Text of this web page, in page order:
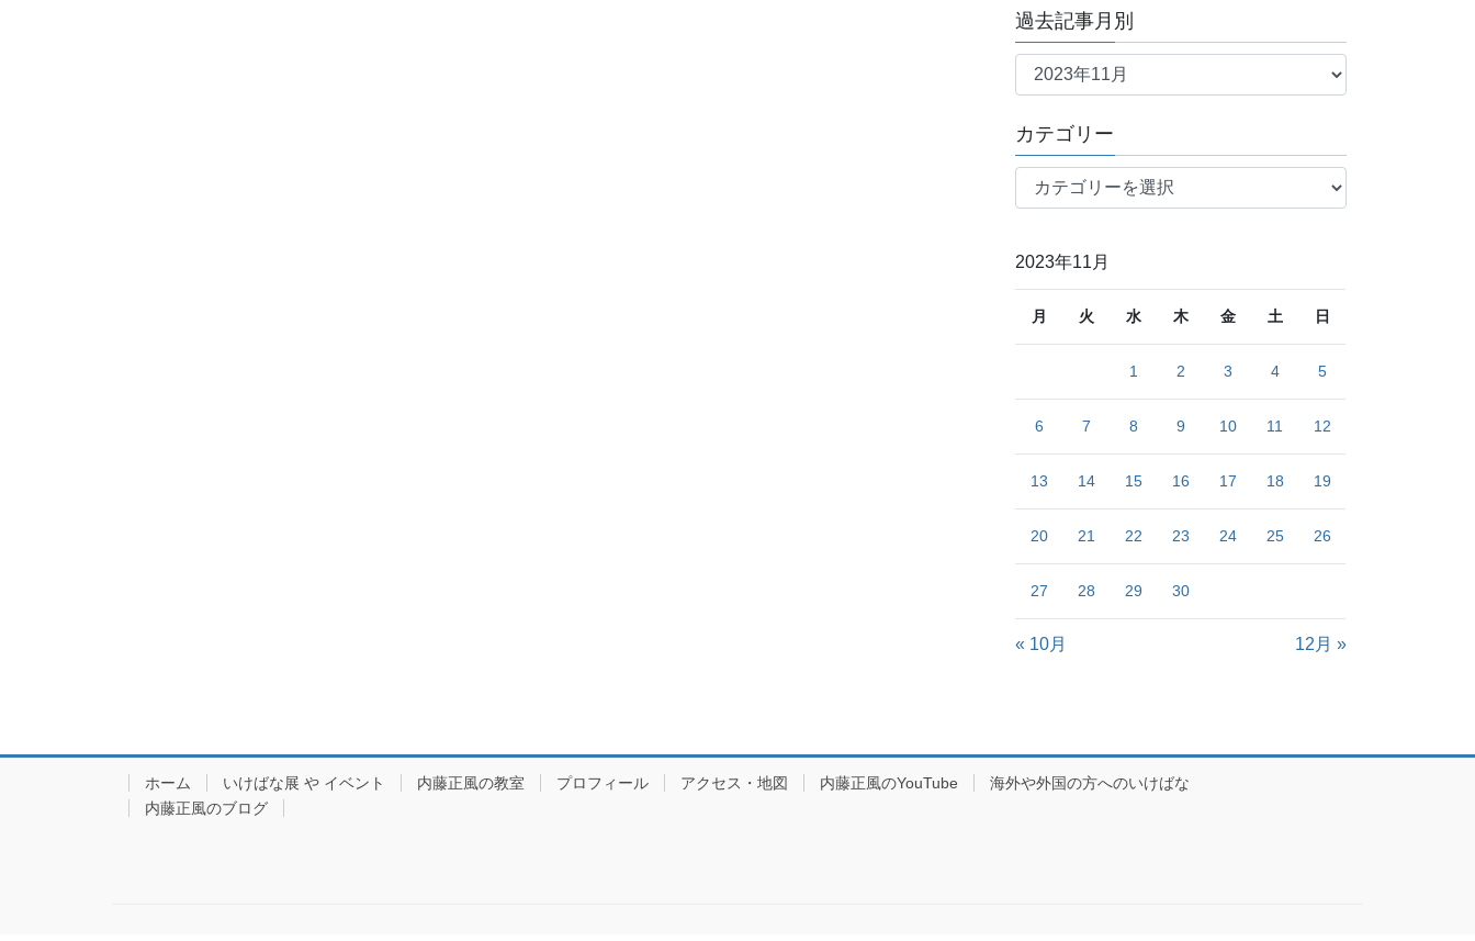
過去記事月別
過
事
月
カテゴリー
テ
リ
2023年11月
月 火 水 木 金 土 日
1 2 3 4 5
6 7 8 9 10 11 12
13 14 15 16 17 18 19
20 21 22 23 24 25 26
27 28 29 30
« 10月 12月 »
ホーム いけばな展 や イベント 内藤正風の教室 プロフィール アクセス・地図 内藤正風のYouTube
海外や外国の方へのいけばな
内藤正風のブログ